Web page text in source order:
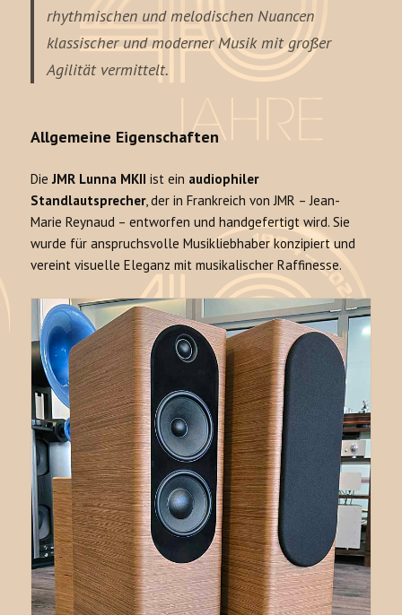
rhythmischen und melodischen Nuancen
klassischer und moderner Musik mit großer
Agilität vermittelt.
Allgemeine Eigenschaften
DieJMR Lunna MKII ist ein audiophiler
Standlautsprecher, der in Frankreich von JMR – Jean-
Marie Reynaud – entworfen und handgefertigt wird. Sie
wurde für anspruchsvolle Musikliebhaber konzipiert und
vereint visuelle Eleganz mit musikalischer Raffinesse.